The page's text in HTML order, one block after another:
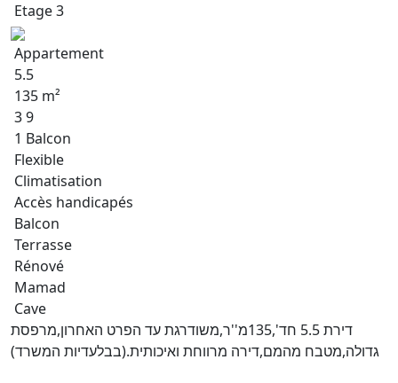
Etage 3
Appartement
5.5
135 m²
3 9
1 Balcon
Flexible
Climatisation
Accès handicapés
Balcon
Terrasse
Rénové
Mamad
Cave
דירת 5.5 חד',135מ''ר,משודרגת עד הפרט האחרון,מרפסת
גדולה,מטבח מהמם,דירה מרווחת ואיכותית.(בבלעדיות המשרד)